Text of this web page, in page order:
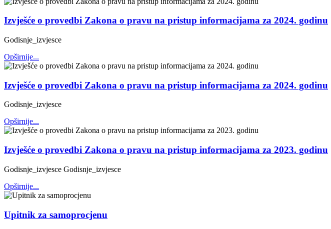
Izvješće o provedbi Zakona o pravu na pristup informacijama za 2024. godinu
Godisnje_izvjesce
Opširnije...
Izvješće o provedbi Zakona o pravu na pristup informacijama za 2024. godinu
Godisnje_izvjesce
Opširnije...
Izvješće o provedbi Zakona o pravu na pristup informacijama za 2023. godinu
Godisnje_izvjesce Godisnje_izvjesce
Opširnije...
Upitnik za samoprocjenu